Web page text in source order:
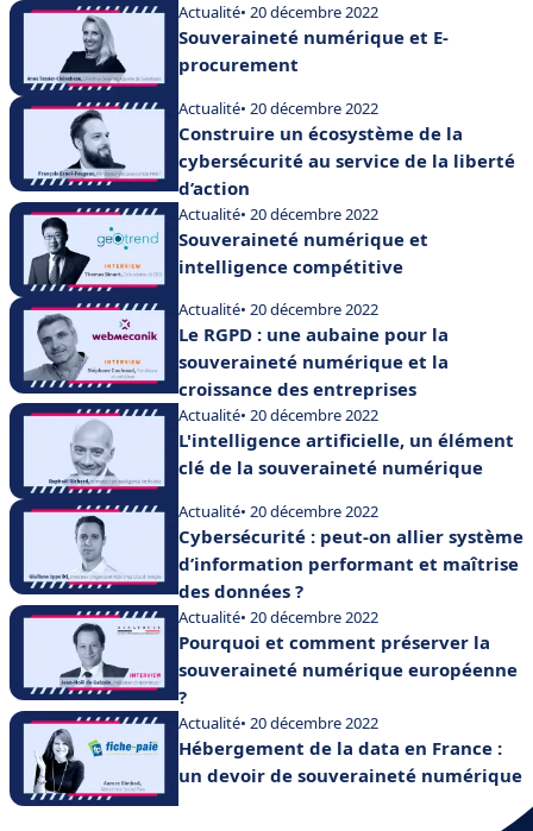
Actualité• 20 décembre 2022
Souveraineté numérique et E-
procurement
Actualité• 20 décembre 2022
Construire un écosystème de la
cybersécurité au service de la liberté
d’action
Actualité• 20 décembre 2022
Souveraineté numérique et
intelligence compétitive
Actualité• 20 décembre 2022
Le RGPD : une aubaine pour la
souveraineté numérique et la
croissance des entreprises
Actualité• 20 décembre 2022
L'intelligence artificielle, un élément
clé de la souveraineté numérique
Actualité• 20 décembre 2022
Cybersécurité : peut-on allier système
d’information performant et maîtrise
des données ?
Actualité• 20 décembre 2022
Pourquoi et comment préserver la
souveraineté numérique européenne
?
Actualité• 20 décembre 2022
Hébergement de la data en France :
un devoir de souveraineté numérique